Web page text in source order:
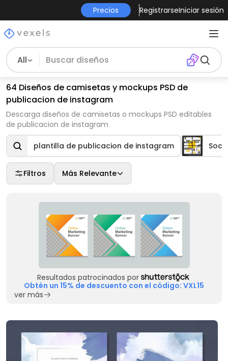
Precios RegistrarseIniciar sesión
All
64 Diseños de camisetas y mockups PSD de
publicacion de instagram
Descarga diseños de camisetas o mockups PSD editables
de publicacion de instagram
plantilla de publicacion de instagram
Filtros Más Relevante
Resultados patrocinados por
Obtén un 15% de descuento con el código: VXL15
ver más